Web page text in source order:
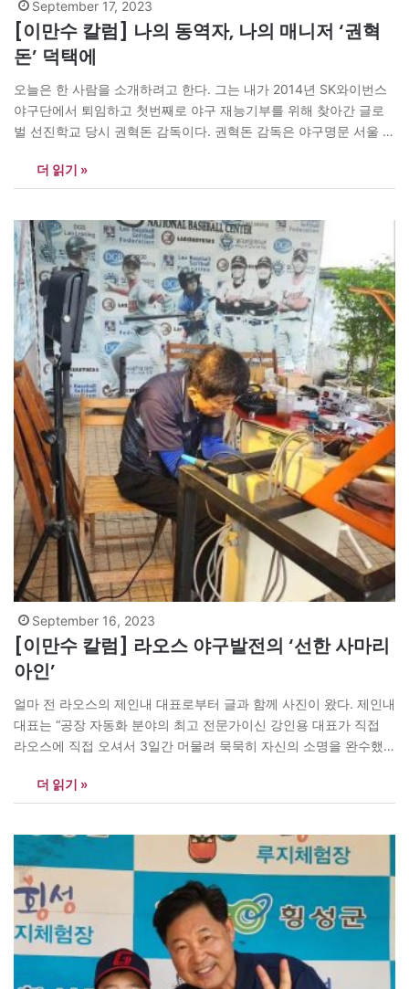
September 17, 2023
[이만수 칼럼] 나의 동역자, 나의 매니저 ‘권혁
돈’ 덕택에
오늘은 한 사람을 소개하려고 한다. 그는 내가 2014년 SK와이번스
야구단에서 퇴임하고 첫번째로 야구 재능기부를 위해 찾아간 글로
벌 선진학교 당시 권혁돈 감독이다. 권혁돈 감독은 야구명문 서울 신
재는 쉐마기독학교(중학 과정) HBC 야구단 감독으로 선수들을 지도
하고 있다. 26년간의 감독생활에서 볼 수 있듯이 오랜 현장 경험과
더 읽기 »
September 16, 2023
[이만수 칼럼] 라오스 야구발전의 ‘선한 사마리
아인’
얼마 전 라오스의 제인내 대표로부터 글과 함께 사진이 왔다. 제인내
대표는 “공장 자동화 분야의 최고 전문가이신 강인용 대표가 직접
라오스에 직접 오셔서 3일간 머물려 묵묵히 자신의 소명을 완수했
지난 10여년간 라오스에 야구 전파를 위해 애썼던 시간들이 주마등
처럼 스쳐 지나간다. “무모하다” “밑빠진 독에…
더 읽기 »